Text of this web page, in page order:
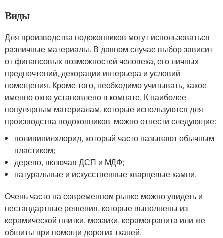
Виды
Для производства подоконников могут использоваться
различные материалы. В данном случае выбор зависит
от финансовых возможностей человека, его личных
предпочтений, декорации интерьера и условий
помещения. Кроме того, необходимо учитывать, какое
именно окно установлено в комнате. К наиболее
популярным материалам, которые используются для
производства подоконников, можно отнести следующие:
поливинилхлорид, который часто называют обычным
пластиком;
дерево, включая ДСП и МДФ;
натуральные и искусственные кварцевые камни.
Очень часто на современном рынке можно увидеть и
нестандартные решения, которые выполнены из
керамической плитки, мозаики, керамогранита или же
обшиты при помощи дорогих тканей.